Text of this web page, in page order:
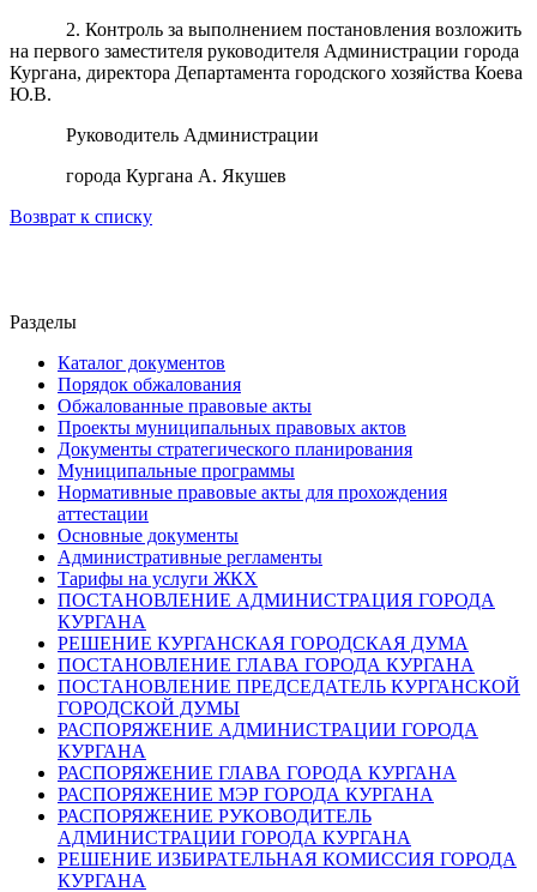
2. Контроль за выполнением постановления возложить
на первого заместителя руководителя Администрации города
Кургана, директора Департамента городского хозяйства Коева
Ю.В.
Руководитель Администрации
города Кургана А. Якушев
Возврат к списку
Разделы
Каталог документов
Порядок обжалования
Обжалованные правовые акты
Проекты муниципальных правовых актов
Документы стратегического планирования
Муниципальные программы
Нормативные правовые акты для прохождения
аттестации
Основные документы
Административные регламенты
Тарифы на услуги ЖКХ
ПОСТАНОВЛЕНИЕ АДМИНИСТРАЦИЯ ГОРОДА
КУРГАНА
РЕШЕНИЕ КУРГАНСКАЯ ГОРОДСКАЯ ДУМА
ПОСТАНОВЛЕНИЕ ГЛАВА ГОРОДА КУРГАНА
ПОСТАНОВЛЕНИЕ ПРЕДСЕДАТЕЛЬ КУРГАНСКОЙ
ГОРОДСКОЙ ДУМЫ
РАСПОРЯЖЕНИЕ АДМИНИСТРАЦИИ ГОРОДА
КУРГАНА
РАСПОРЯЖЕНИЕ ГЛАВА ГОРОДА КУРГАНА
РАСПОРЯЖЕНИЕ МЭР ГОРОДА КУРГАНА
РАСПОРЯЖЕНИЕ РУКОВОДИТЕЛЬ
АДМИНИСТРАЦИИ ГОРОДА КУРГАНА
РЕШЕНИЕ ИЗБИРАТЕЛЬНАЯ КОМИССИЯ ГОРОДА
КУРГАНА